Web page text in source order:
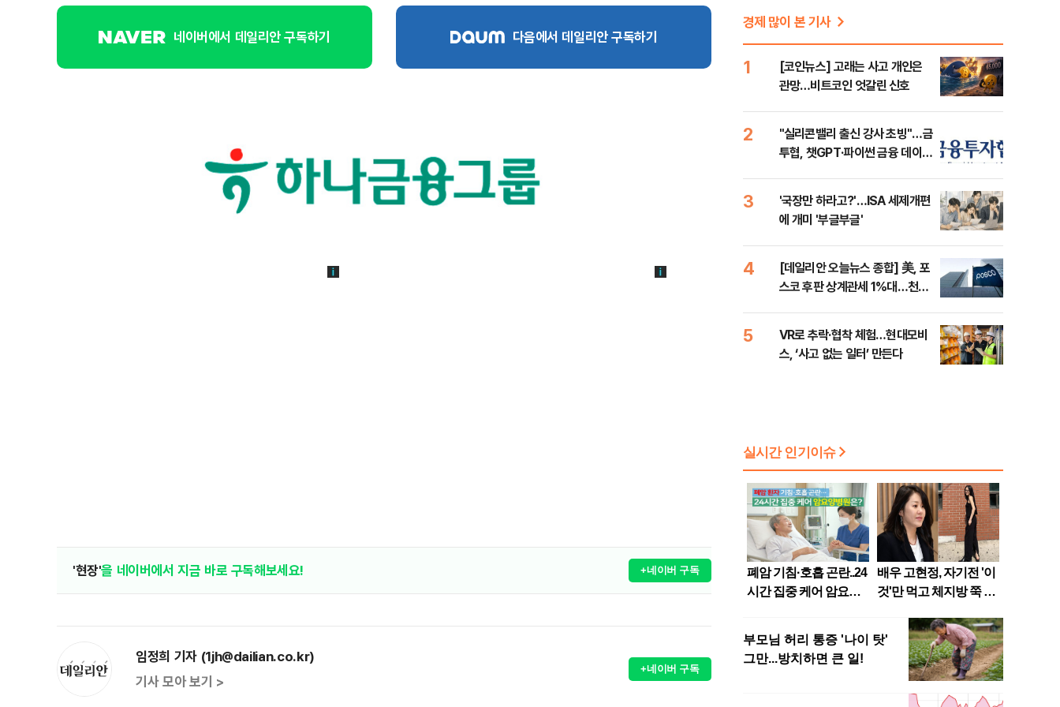
네이버에서 데일리안 구독하기 다음에서 데일리안 구독하기
'현장'을 네이버에서 지금 바로 구독해보세요! +네이버 구독
임정희 기자 (1jh@dailian.co.kr)
기사 모아 보기 >
+네이버 구독
경제 많이 본 기사
1
[코인뉴스] 고래는 사고 개인은
관망…비트코인 엇갈린 신호
2
"실리콘밸리 출신 강사 초빙"…금
투협, 챗GPT·파이썬 금융 데이터
3
'국장만 하라고?'…ISA 세제개편
에 개미 '부글부글'
4
[데일리안 오늘뉴스 종합] 美, 포
스코 후판 상계관세 1%대…천하
5
VR로 추락·협착 체험…현대모비
스, ‘사고 없는 일터’ 만든다